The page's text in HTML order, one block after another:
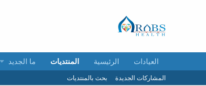
العيادات الرئيسية المنتديات ما الجديد
المشاركات الجديدة
بحث بالمنتديات